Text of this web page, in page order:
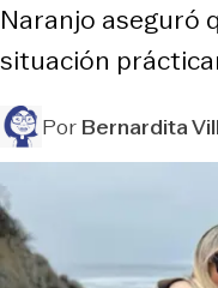
Naranjo aseguró
situación
PorBernardita